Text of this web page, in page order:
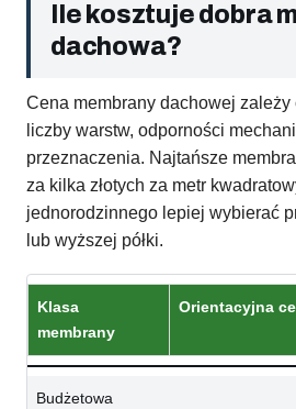
Ile kosztuje dobra
dachowa?
Cena membrany dachowej zależy
liczby warstw, odporności
przeznaczenia. Najtańsze
za kilka złotych za metr
jednorodzinnego lepiej wybierać
lub wyższej półki.
Klasa
membrany
Orientacyjna
Budżetowa